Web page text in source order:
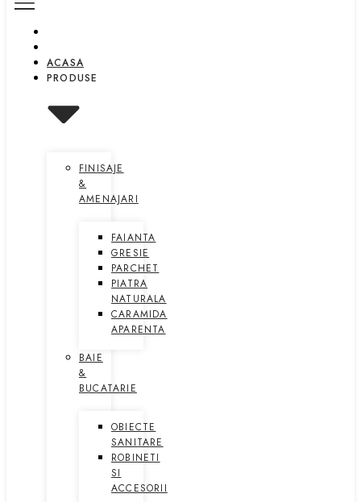
ACASA
PRODUSE
FINISAJE
&
AMENAJARI
FAIANTA
GRESIE
PARCHET
PIATRA
NATURALA
CARAMIDA
APARENTA
BAIE
&
BUCATARIE
OBIECTE
SANITARE
ROBINETI
SI
ACCESORII